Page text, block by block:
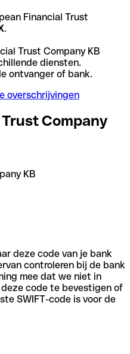
Financial Trust
.
Trust Company KB
diensten.
ontvanger of bank.
overschrijvingen
Company
KB
deze code van je bank
controleren bij de bank
mee dat we niet in
code te bevestigen of
SWIFT-code is voor de